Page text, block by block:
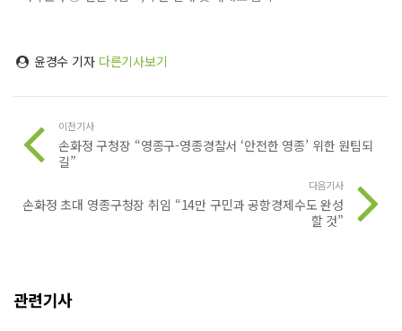
윤경수 기자 다른기사보기
이전기사
손화정 구청장 “영종구-영종경찰서 ‘안전한 영종’ 위한 원팀되
길”
다음기사
손화정 초대 영종구청장 취임 “14만 구민과 공항경제수도 완성
할 것”
관련기사